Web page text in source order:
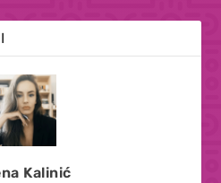
Kalinić